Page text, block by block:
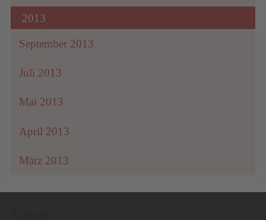
2013
September 2013
Juli 2013
Mai 2013
April 2013
März 2013